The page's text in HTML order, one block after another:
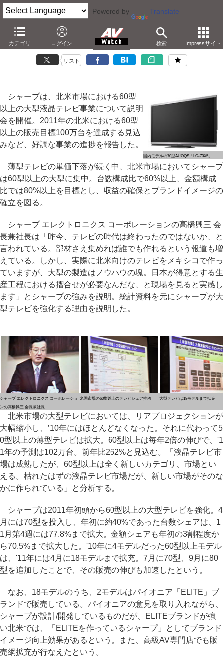
Powered by Translate
カテゴリ ログイン 検索 Impressサイト
シャープ、60型以上の大型TVで北米市場シェア7割超に
－米国だけで100万台達成。ELITEブランドも寄与
リスト
国内モデルの70型AUOQS「LC-70X5」
シャープは、北米市場における60型
以上の大型液晶テレビ事業について説明
会を開催。2011年の北米における60型
以上の販売目標100万台を達成する見込
みなど、好調な事業の進捗を報告した。
薄型テレビの単価下落が続く中、北米市場においてシャープ
は60型以上の大型に集中。台数構成比で60%以上、金額構成
比では80%以上を目標とし、収益の確保とブランドイメージの
確立を図る。
シャープ エレクトロニクス コーポレーションの高橋興三 会
長兼社長は「昨今、テレビの時代は終わったのではないか、と
言われている。部材さえ集めれば誰でも作れるという報道も増
えている。しかし、実際に北米向けのテレビをメキシコで作っ
ていますが、大型の製造はノウハウの塊。日本が得意とする生
産工程における摺合せが必要なんだな、と現場を見ると実感し
ます」とシャープの強みを説明。統計資料を元にシャープが大
型テレビを強化する理由を説明した。
シャープ エレクトロニクス コーポレーショ
ンの高橋興三 会長兼社長
米国市場の60型以上のテレビシェア推移 大型テレビは18モデルまで拡充
北米市場の大型テレビにおいては、リアプロジェクションが
大幅縮小し、’10年にはほとんどなくなった。それに代わって5
0型以上の薄型テレビは拡大。60型以上は毎年2倍の伸びで、'1
1年の予測は102万台。前年比262%と見込む。「液晶テレビ市
場は成熟したが、60型以上は全く新しいカテゴリ、市場とい
える。枯れたはずの液晶テレビ市場だが、新しい市場がそのな
かに作られている」と分析する。
シャープは2011年初頭から60型以上の大型テレビを強化。4
月には70型を投入し、年初に約40%であった台数シェアは、1
1月第4週には77.8%まで拡大。金額シェアも年初の3割程度か
ら70.5%まで拡大した。'10年に4モデルだった60型以上モデル
は、'11年には4月に18モデルまで拡充。7月に70型、9月に80
型を追加したことで、その販売の伸びも加速したという。
なお、18モデルのうち、2モデルはパイオニア「ELITE」ブ
ランドで販売している。パイオニアの意見を取り入れながら、
シャープが設計/開発しているものだが、ELITEブランドが強
い北米では、「ELITEを作っているシャープ」としてブランド
イメージ向上効果があるという。また、高級AV専門店でも販
売網拡充が行なえたという。